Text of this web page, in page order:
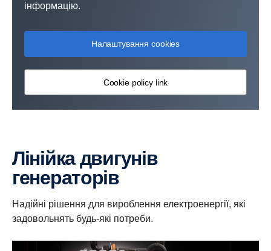
інформацію.
Налаштування cookies
Cookie policy link
Лінійка двигунів
генераторів
Надійні рішення для вироблення електроенергії, які
задовольнять будь-які потреби.